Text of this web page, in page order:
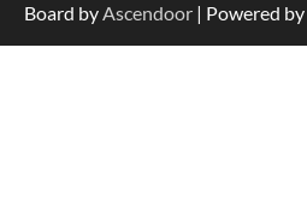
Board byAscendoor | Powered by